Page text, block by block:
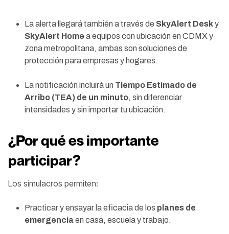
La alerta llegará también a través de SkyAlert Desky
SkyAlert Home a equipos con ubicación en CDMX y
zona metropolitana, ambas son soluciones de
protección para empresas y hogares.
La notificación incluirá un Tiempo Estimado de
Arribo (TEA) de un minuto, sin diferenciar
intensidades y sin importar tu ubicación.
¿Por qué es importante
participar?
Los simulacros permiten:
Practicar y ensayar la eficacia de los planes de
emergenciaen casa, escuela y trabajo.